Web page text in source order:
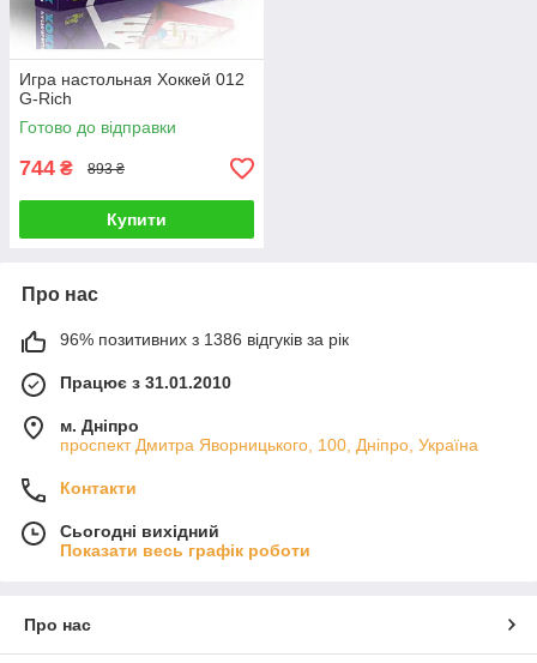
Игра настольная Хоккей 012
G-Rich
Готово до відправки
744 ₴ 893 ₴
Купити
Про нас
96% позитивних з 1386 відгуків за рік
Працює з 31.01.2010
м. Дніпро
проспект Дмитра Яворницького, 100, Дніпро, Україна
Контакти
Сьогодні вихідний
Показати весь графік роботи
Про нас